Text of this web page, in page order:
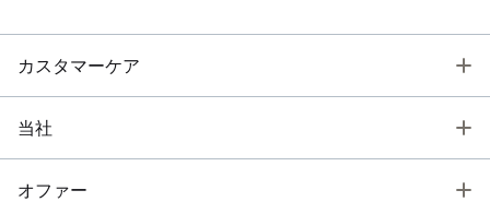
カスタマーケア
当社
オファー